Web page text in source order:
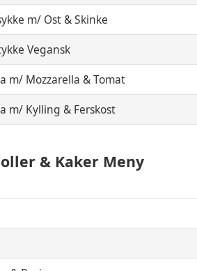
m/ Ost & Skinke
Vegansk
m/ Mozzarella & Tomat
m/ Kylling & Ferskost
& KakerMeny